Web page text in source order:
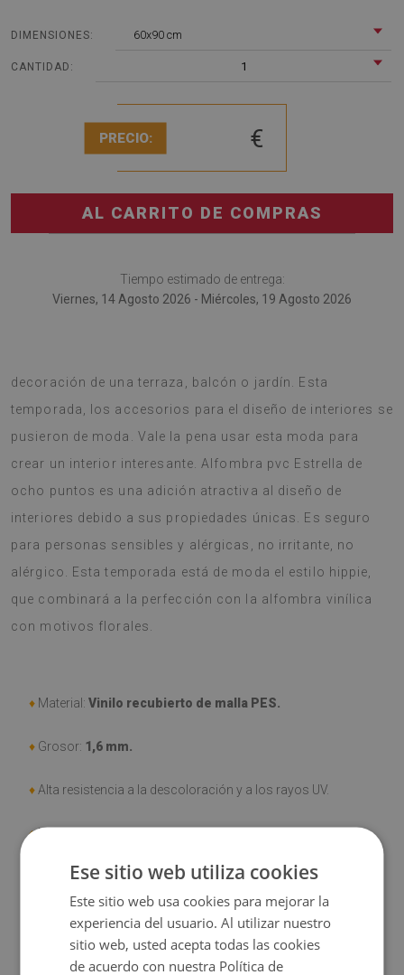
DIMENSIONES: 60x90 cm
CANTIDAD: 1
PRECIO: €
AL CARRITO DE COMPRAS
Tiempo estimado de entrega:
Viernes, 14 Agosto 2026 - Miércoles, 19 Agosto 2026
decoración de una terraza, balcón o jardín. Esta
temporada, los accesorios para el diseño de interiores se
pusieron de moda. Vale la pena usar esta moda para
crear un interior interesante. Alfombra pvc Estrella de
ocho puntos es una adición atractiva al diseño de
interiores debido a sus propiedades únicas. Es seguro
para personas sensibles y alérgicas, no irritante, no
alérgico. Esta temporada está de moda el estilo hippie,
que combinará a la perfección con la alfombra vinílica
con motivos florales.
♦ Material: Vinilo recubierto de malla PES.
♦ Grosor: 1,6 mm.
♦ Alta resistencia a la descoloración y a los rayos UV.
♦Las alfombras
El producto fácil de limpiar, resistente a las manchas y al
Tenga en cuenta que los daños causados por el uso
debido al paso del tiempo (por ejemplo, abrasión) no son
Ese sitio web utiliza cookies
Este sitio web usa cookies para mejorar la
experiencia del usuario. Al utilizar nuestro
sitio web, usted acepta todas las cookies
de acuerdo con nuestra Política de